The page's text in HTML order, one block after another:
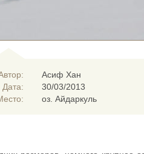
Дата:
Асиф Хан
30/03/2013
оз. Айдаркуль